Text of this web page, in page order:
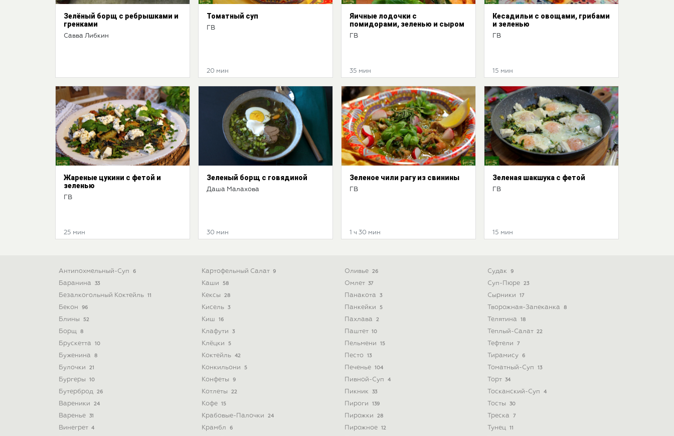
Зелёный борщ с ребрышками и
гренками
Савва Либкин
Томатный суп
ГВ
20 мин
Яичные лодочки с
помидорами, зеленью и сыром
ГВ
35 мин
Кесадильи с овощами, грибами
и зеленью
ГВ
15 мин
Жареные цукини с фетой и
зеленью
ГВ
25 мин
Зеленый борщ с говядиной
Даша Малахова
30 мин
Зеленое чили рагу из свинины
ГВ
1 ч 30 мин
Зеленая шакшука с фетой
ГВ
15 мин
Антипохмельный-Суп 6
Баранина 33
Безалкогольный Коктейль 11
Бекон 96
Блины 52
Борщ 8
Брускетта 10
Буженина 8
Булочки 21
Бургеры 10
Бутерброд 26
Вареники 24
Варенье 31
Винегрет 4
Картофельный Салат 9
Каши 58
Кексы 28
Кисель 3
Киш 16
Клафути 3
Клёцки 5
Коктейль 42
Конкильони 5
Конфеты 9
Котлеты 22
Кофе 15
Крабовые-Палочки 24
Крамбл 6
Оливье 26
Омлет 37
Панакота 3
Панкейки 5
Пахлава 2
Паштет 10
Пельмени 15
Песто 13
Печенье 104
Пивной-Суп 4
Пикник 33
Пироги 139
Пирожки 28
Пирожное 12
Судак 9
Суп-Пюре 23
Сырники 17
Творожная-Запеканка 8
Телятина 18
Теплый-Салат 22
Тефтели 7
Тирамису 6
Томатный-Суп 13
Торт 34
Тосканский-Суп 4
Тосты 30
Треска 7
Тунец 11